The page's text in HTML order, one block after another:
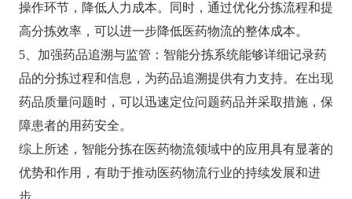
操作环节，降低人力成本。同时，通过优化分拣流程和提
高分拣效率，可以进一步降低医药物流的整体成本。
5、加强药品追溯与监管：智能分拣系统能够详细记录药
品的分拣过程和信息，为药品追溯提供有力支持。在出现
药品质量问题时，可以迅速定位问题药品并采取措施，保
障患者的用药安全。
综上所述，智能分拣在医药物流领域中的应用具有显著的
优势和作用，有助于推动医药物流行业的持续发展和进